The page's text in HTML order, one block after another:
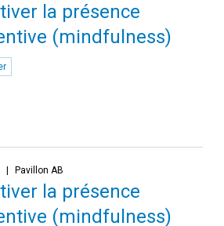
la présence
(mindfulness)
Pavillon AB
la présence
(mindfulness)